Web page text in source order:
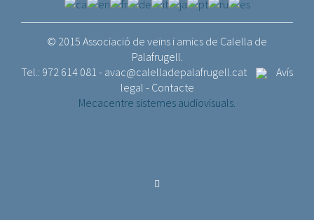
© 2015 Associació de veïns i amics de Calella de
Palafrugell.
Tel.: 972 614 081 - avac@calelladepalafrugell.cat
Avís
legal - Contacte
Mecacentre sistemes audiovisuals.